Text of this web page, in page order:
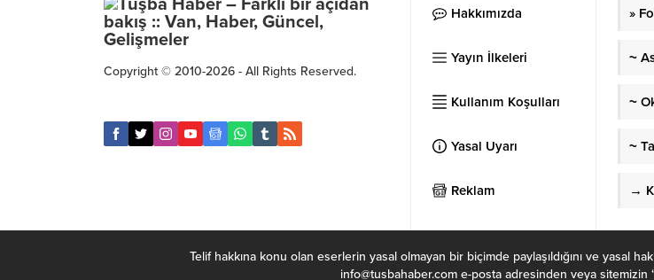
Copyright © 2010-2026 - All Rights Reserved.
Hakkımızda
Yayın İlkeleri
Kullanım Koşulları
Yasal Uyarı
Reklam
»
~
~
~
→
Telif hakkına konu olan eserlerin yasal olmayan bir biçimde paylaşıldığını ve yasal
info@tusbahaber.com e-posta adresinden veya sitemizin